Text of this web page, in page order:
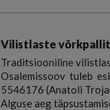
Vilistlaste
Traditsiooniline
Osalemissoov tuleb
5546176 (Anatoli
Alguse aeg